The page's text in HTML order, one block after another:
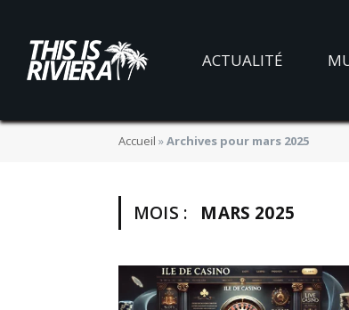
ACTUALITÉ
Accueil »Archives pour mars 2025
MOIS : MARS 2025